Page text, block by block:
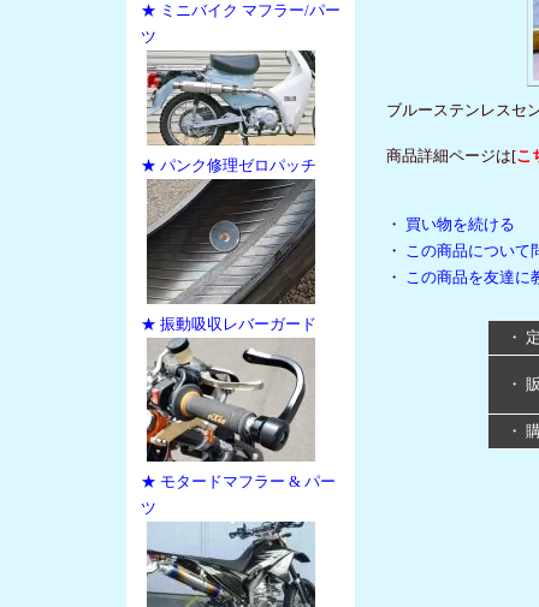
★ ミニバイク マフラー/パー
ツ
★ パンク修理ゼロパッチ
★ 振動吸収レバーガード
★ モタードマフラー & パー
ツ
ブルーステンレスセ
商品詳細ページは[こ
・ 買い物を続ける
・ この商品について
・ この商品を友達に
・
・
・